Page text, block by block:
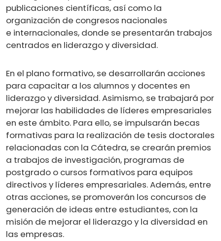
publicaciones científicas, así como la
organización de congresos nacionales
e internacionales, donde se presentarán trabajos
centrados en liderazgo y diversidad.
En el plano formativo, se desarrollarán acciones
para capacitar a los alumnos y docentes en
liderazgo y diversidad. Asimismo, se trabajará por
mejorar las habilidades de líderes empresariales
en este ámbito. Para ello, se impulsarán becas
formativas para la realización de tesis doctorales
relacionadas con la Cátedra, se crearán premios
a trabajos de investigación, programas de
postgrado o cursos formativos para equipos
directivos y líderes empresariales. Además, entre
otras acciones, se promoverán los concursos de
generación de ideas entre estudiantes, con la
misión de mejorar el liderazgo y la diversidad en
las empresas.